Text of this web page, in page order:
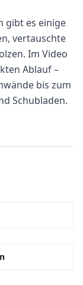
gibt es einige
vertauschte
Im Video
Ablauf –
bis zum
Schubladen.